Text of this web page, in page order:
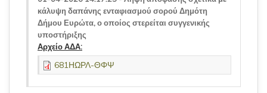
κάλυψη δαπάνης ενταφιασμού σορού Δημότη
Δήμου Ευρώτα, ο οποίος στερείται συγγενικής
υποστήριξης
Αρχείο ΑΔΑ:
681ΗΩΡΛ-ΘΦΨ